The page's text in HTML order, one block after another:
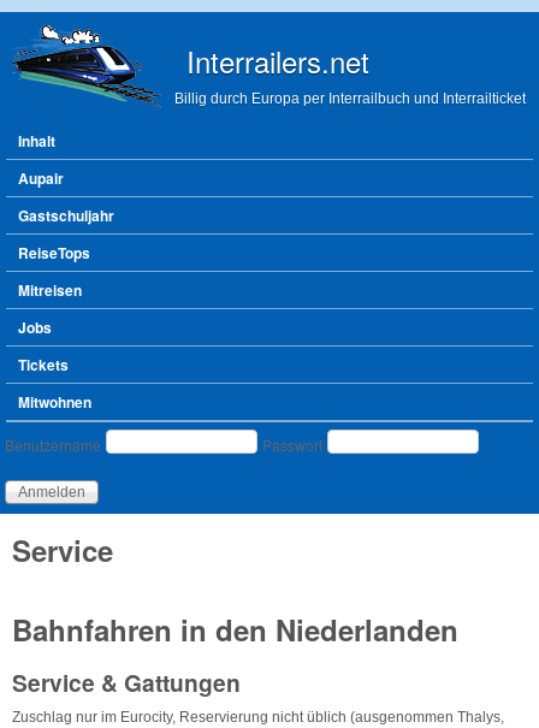
Interrailers.net
Billig durch Europa per Interrailbuch und Interrailticket
Hauptmenü
Inhalt
Aupair
Gastschuljahr
ReiseTops
Mitreisen
Jobs
Tickets
Mitwohnen
Benutzeranmeldung
Benutzername Passwort
Service
Bahnfahren in den Niederlanden
Service & Gattungen
Zuschlag nur im Eurocity, Reservierung nicht üblich (ausgenommen Thalys,